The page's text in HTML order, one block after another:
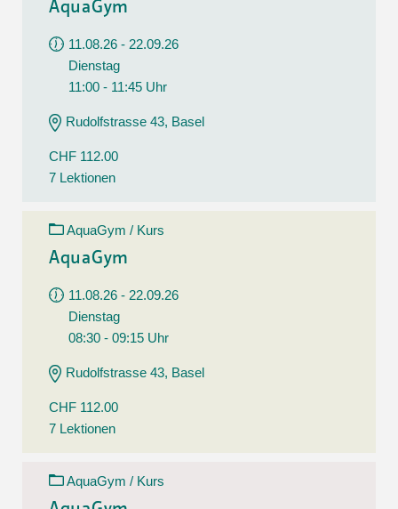
AquaGym
11.08.26 - 22.09.26
Dienstag
11:00 - 11:45 Uhr
Rudolfstrasse 43, Basel
CHF 112.00
7 Lektionen
AquaGym / Kurs
AquaGym
11.08.26 - 22.09.26
Dienstag
08:30 - 09:15 Uhr
Rudolfstrasse 43, Basel
CHF 112.00
7 Lektionen
AquaGym / Kurs